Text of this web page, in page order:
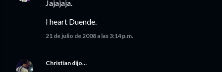
Jajajaja.
I heart Duende.
21 de julio de 2008 a las 3:14 p.m.
Christian dijo…